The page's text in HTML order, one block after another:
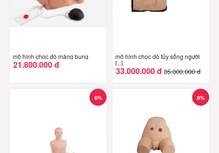
mô hình chọc dò màng bụng
21.800.000 đ
mô hình chọc dò tủy sống người
[...]
33.000.000 đ 35.000.000 đ
6% 8%